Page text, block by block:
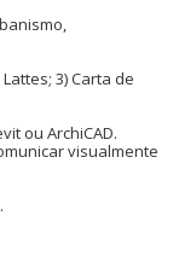
3) Carta de
ou ArchiCAD.
visualmente